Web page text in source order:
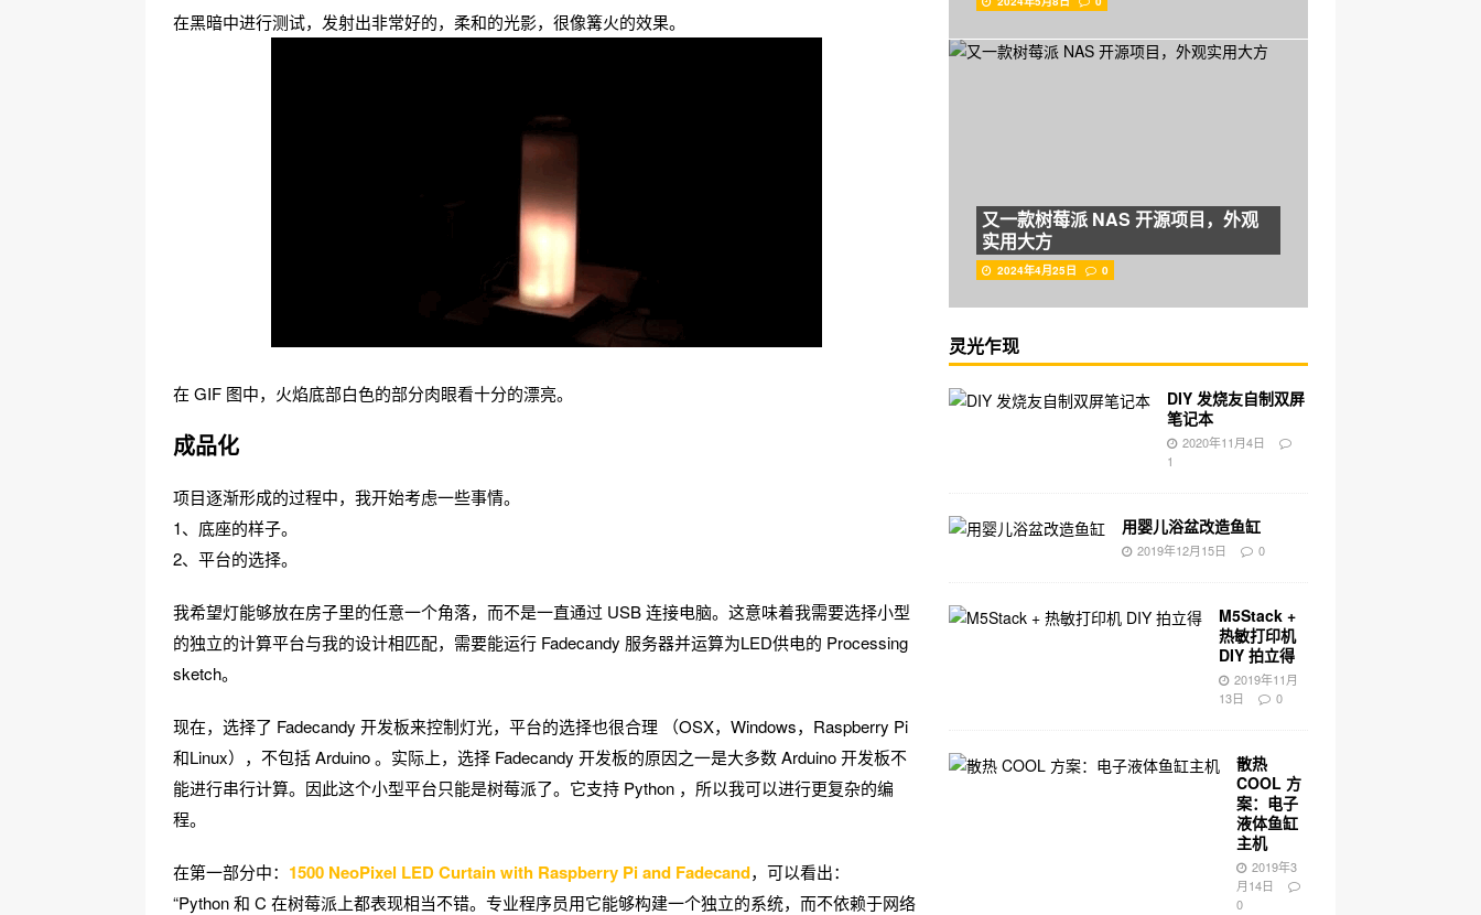
在黑暗中进行测试，发射出非常好的，柔和的光影，很像篝火的效果。
在 GIF 图中，火焰底部白色的部分肉眼看十分的漂亮。
成品化
项目逐渐形成的过程中，我开始考虑一些事情。
1、底座的样子。
2、平台的选择。
我希望灯能够放在房子里的任意一个角落，而不是一直通过 USB 连接电脑。这意味着我需要选择小型
的独立的计算平台与我的设计相匹配，需要能运行 Fadecandy 服务器并运算为LED供电的 Processing
sketch。
现在，选择了 Fadecandy 开发板来控制灯光，平台的选择也很合理 （OSX，Windows，Raspberry Pi
和Linux），不包括 Arduino 。实际上，选择 Fadecandy 开发板的原因之一是大多数 Arduino 开发板不
能进行串行计算。因此这个小型平台只能是树莓派了。它支持 Python ，所以我可以进行更复杂的编
程。
在第一部分中： 1500 NeoPixel LED Curtain with Raspberry Pi and Fadecand，可以看出：
“Python 和 C 在树莓派上都表现相当不错。专业程序员用它能够构建一个独立的系统，而不依赖于网络
又一款树莓派 NAS 开源项目，外观
实用大方
2024年4月25日 0
灵光乍现
DIY 发烧友自制双屏
笔记本
2020年11月4日
1
用婴儿浴盆改造鱼缸
2019年12月15日 0
M5Stack +
热敏打印机
DIY 拍立得
2019年11月
13日
0
散热
COOL 方
案：电子
液体鱼缸
主机
2019年3
月14日
0